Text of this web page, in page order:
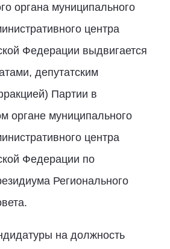
органа муниципального
центра
Федерации выдвигается
депутатским
Партии в
органе муниципального
центра
Федерации по
Регионального
на должность